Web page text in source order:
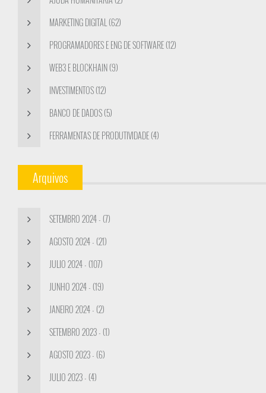
MARKETING DIGITAL (62)
PROGRAMADORES E ENG DE SOFTWARE (12)
WEB3 E BLOCKHAIN (9)
INVESTIMENTOS (12)
BANCO DE DADOS (5)
FERRAMENTAS DE PRODUTIVIDADE (4)
Arquivos
SETEMBRO 2024 - (7)
AGOSTO 2024 - (21)
JULIO 2024 - (107)
JUNHO 2024 - (19)
JANEIRO 2024 - (2)
SETEMBRO 2023 - (1)
AGOSTO 2023 - (6)
JULIO 2023 - (4)